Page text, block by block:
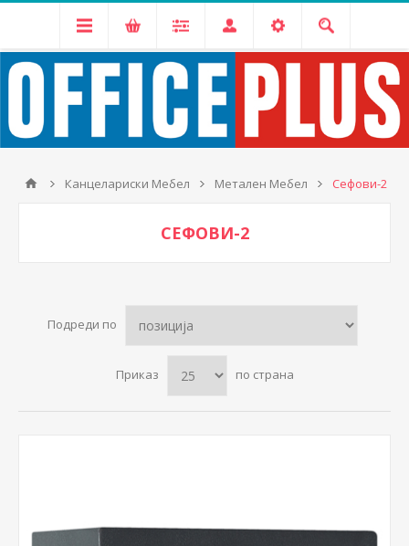
Канцелариски Мебел Метален Мебел Сефови-2
СЕФОВИ-2
Подреди по
Приказ по страна